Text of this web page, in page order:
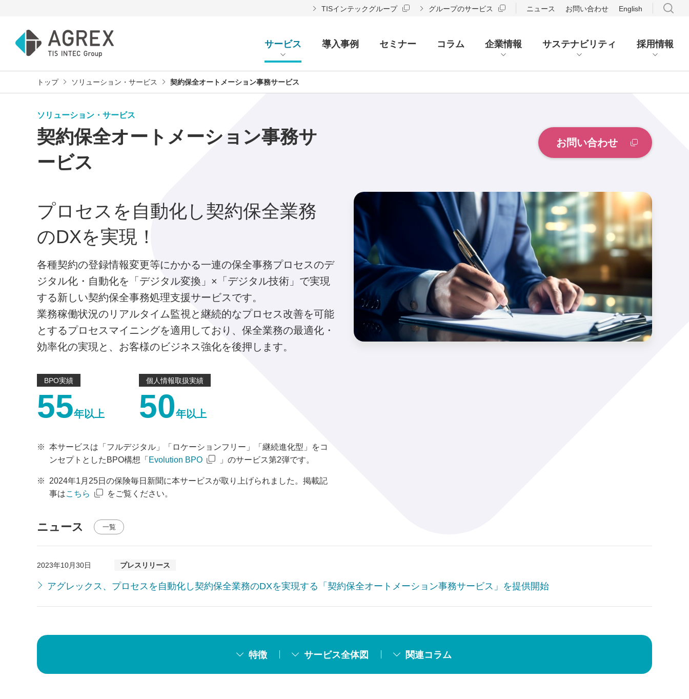
TISインテックグループ グループのサービス ニュース お問い合わせ English
サービス 導入事例 セミナー コラム 企業情報 サステナビリティ 採用情報
トップ ソリューション・サービス 契約保全オートメーション事務サービス
ソリューション・サービス
契約保全オートメーション事務サ
ービス
お問い合わせ
プロセスを自動化し契約保全業務
のDXを実現！
各種契約の登録情報変更等にかかる一連の保全事務プロセスのデ
ジタル化・自動化を「デジタル変換」×「デジタル技術」で実現
する新しい契約保全事務処理支援サービスです。
業務稼働状況のリアルタイム監視と継続的なプロセス改善を可能
とするプロセスマイニングを適用しており、保全業務の最適化・
効率化の実現と、お客様のビジネス強化を後押します。
BPO実績
55年以上
個人情報取扱実績
50年以上
※ 本サービスは「フルデジタル」「ロケーションフリー」「継続進化型」をコ
ンセプトとしたBPO構想「 Evolution BPO 」のサービス第2弾です。
※
2024年1月25日の保険毎日新聞に本サービスが取り上げられました。掲載記
事はこちら をご覧ください。
ニュース 一覧
2023年10月30日 プレスリリース
アグレックス、プロセスを自動化し契約保全業務のDXを実現する「契約保全オートメーション事務サービス」を提供開始
特徴 サービス全体図 関連コラム